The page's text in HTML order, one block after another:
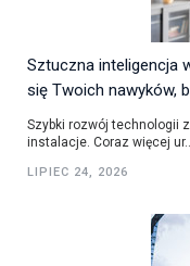
Sztuczna inteligencja
się Twoich nawyków,
Szybki rozwój technologii
instalacje. Coraz więcej
LIPIEC 24, 2026